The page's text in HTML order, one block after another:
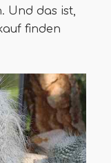
Und das ist,
finden